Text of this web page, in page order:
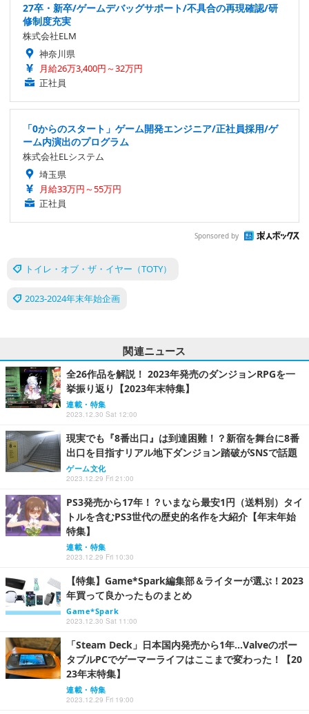
27卒・新卒/ゲームデバッグサポート/不具合の再現確認/研
修制度充実
株式会社ELM
神奈川県
月給26万3,400円～32万円
正社員
「0からのスタート」ゲーム開発エンジニア/正社員採用/ゲ
ーム内演出のプログラム
株式会社ELシステム
埼玉県
月給33万円～55万円
正社員
Sponsored by
トイレ・オブ・ザ・イヤー（TOTY）
2023-2024年末年始企画
関連ニュース
全26作品を解説！ 2023年発売のダンジョンRPGを一
挙振り返り【2023年末特集】
連載・特集
2023.12.30 Sat 12:00
現実でも『8番出口』は到達困難！？新宿を舞台に8番
出口を目指すリアル地下ダンジョン踏破がSNSで話題
ゲーム文化
2023.12.29 Fri 21:00
PS3発売から17年！？いまなら最安1円（送料別）タイ
トルを含むPS3世代の歴史的名作を大紹介【年末年始
特集】
連載・特集
2023.12.29 Fri 10:30
【特集】Game*Spark編集部＆ライターが選ぶ！2023
年買って良かったものまとめ
Game*Spark
2023.12.30 Sat 11:00
「Steam Deck」日本国内発売から1年…Valveのポー
タブルPCでゲーマーライフはここまで変わった！【20
23年末特集】
連載・特集
2023.12.29 Fri 19:00